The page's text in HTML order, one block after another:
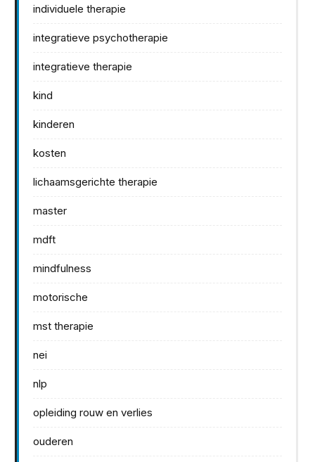
individuele therapie
integratieve psychotherapie
integratieve therapie
kind
kinderen
kosten
lichaamsgerichte therapie
master
mdft
mindfulness
motorische
mst therapie
nei
nlp
opleiding rouw en verlies
ouderen